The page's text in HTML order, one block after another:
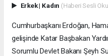
Erkek| Kadın (Haberi Sesli
Cumhurbaşkanı Erdoğan,
gelişinde Katar Başbakan
Sorumlu Devlet Bakanı Şeyh